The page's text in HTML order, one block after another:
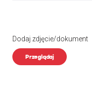
Dodaj zdjęcie/dokument
Przeglądaj